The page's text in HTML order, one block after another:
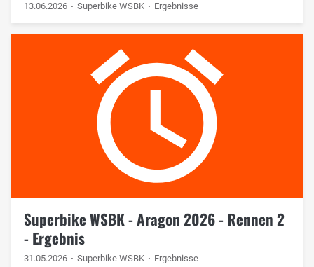
13.06.2026 Superbike WSBK Ergebnisse
Superbike WSBK - Aragon 2026 - Rennen 2
- Ergebnis
31.05.2026 Superbike WSBK Ergebnisse